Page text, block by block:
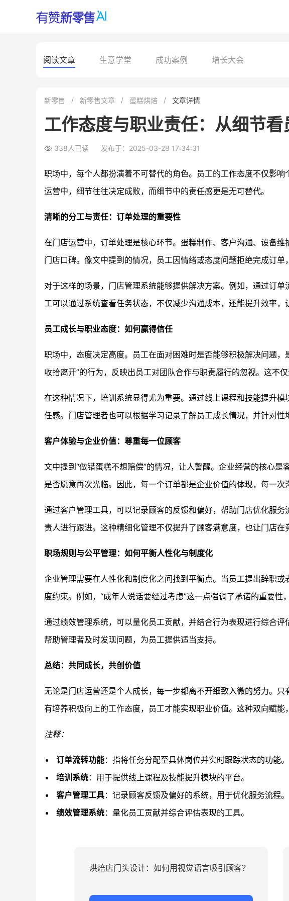
阅读文章 生意学堂 成功案例 增长大会
新零售 新零售文章 蛋糕烘焙 文章详情
工作态度与职业责任：从细节
338人已读 发布于：2025-03-28 17:34:31
职场中，每个人都扮演着不可替代的角色。员工的工作态度不仅影
运营中，细节往往决定成败，而细节中的责任感更是无可替代。
清晰的分工与责任：订单处理的重要性
在门店运营中，订单处理是核心环节。蛋糕制作、客户沟通、设备
门店口碑。像文中提到的情况，员工因情绪或态度问题拒绝完成订单
对于这样的场景，门店管理系统能够提供解决方案。例如，通过订
工可以通过系统查看任务状态，不仅减少沟通成本，还能提升效率，
员工成长与职业态度：如何赢得信任
职场中，态度决定高度。员工在面对困难时是否能够积极解决问题
收拾离开”的行为，反映出员工对团队合作与职责履行的忽视。这不
在这种情况下，培训系统显得尤为重要。通过线上课程和技能提升
任感。门店管理者也可以根据学习记录了解员工成长情况，并针对性
客户体验与企业价值：尊重每一位顾客
文中提到“做错蛋糕不想赔偿”的情况，让人警醒。企业经营的核心
是否愿意再次光临。因此，每一个订单都是企业价值的体现，每一次
通过客户管理工具，可以记录顾客的反馈和偏好，帮助门店优化服
责人进行跟进。这种精细化管理不仅提升了顾客满意度，也让门店在
职场规则与公平管理：如何平衡人性化与制度化
企业管理需要在人性化和制度化之间找到平衡点。当员工提出辞职
度约束。例如，“成年人说话要经过考虑”这一点强调了承诺的重要性
通过绩效管理系统，可以量化员工贡献，并结合行为表现进行综合
帮助管理者及时发现问题，为员工提供适当支持。
总结：共同成长，共创价值
无论是门店运营还是个人成长，每一步都离不开细致入微的努力。
有培养积极向上的工作态度，员工才能实现职业价值。这种双向赋能
注释：
订单流转功能：指将任务分配至具体岗位并实时跟踪状态的功能。
培训系统：用于提供线上课程及技能提升模块的平台。
客户管理工具：记录顾客反馈及偏好的系统，用于优化服务流程。
绩效管理系统：量化员工贡献并综合评估表现的工具。
烘焙店门头设计：如何用视觉语言吸引顾客？